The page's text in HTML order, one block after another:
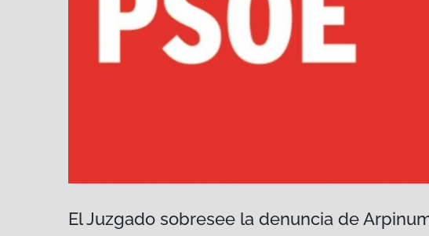
El Juzgado sobresee la denuncia de